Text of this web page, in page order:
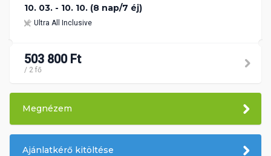
10. 03. - 10. 10. (8 nap/7 éj)
Ultra All Inclusive
503 800 Ft
/ 2 fő
Megnézem
Ajánlatkérő kitöltése